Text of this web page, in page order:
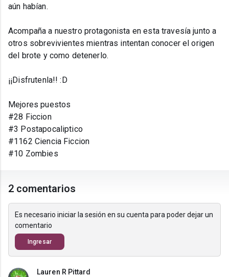
aún habían.
Acompaña a nuestro protagonista en esta travesía junto a
otros sobrevivientes mientras intentan conocer el origen
del brote y como detenerlo.
¡¡Disfrutenla!! :D
Mejores puestos
#28 Ficcion
#3 Postapocaliptico
#1162 Ciencia Ficcion
#10 Zombies
2 comentarios
Es necesario iniciar la sesión en su cuenta para poder dejar un
comentario
Ingresar
Lauren R Pittard